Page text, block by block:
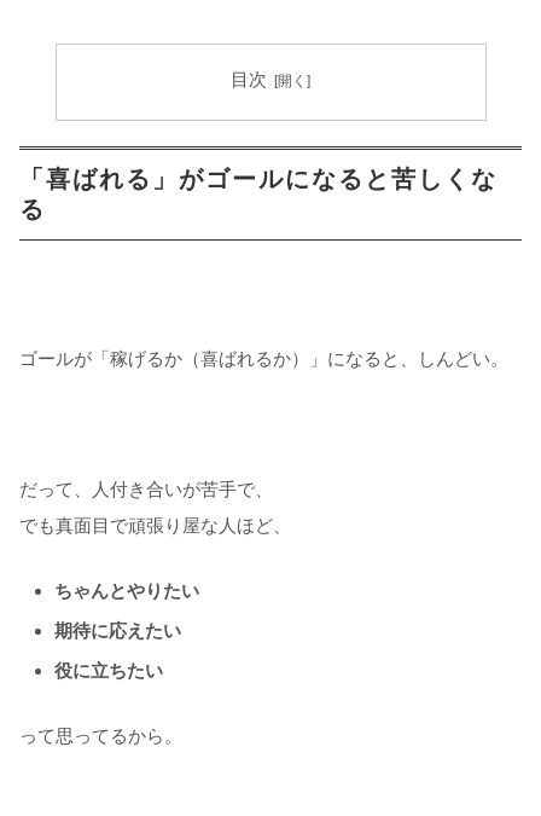
目次
「喜ばれる」がゴールになると苦しくな
る
ゴールが「稼げるか（喜ばれるか）」になると、しんどい。
だって、人付き合いが苦手で、
でも真面目で頑張り屋な人ほど、
ちゃんとやりたい
期待に応えたい
役に立ちたい
って思ってるから。